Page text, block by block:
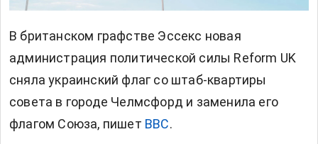
В британском графстве Эссекс новая
администрация политической силы Reform UK
сняла украинский флаг со штаб-квартиры
совета в городе Челмсфорд и заменила его
флагом Союза, пишет BBC.